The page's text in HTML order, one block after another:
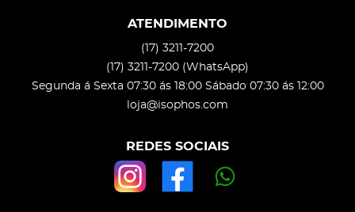
ATENDIMENTO
(17) 3211-7200
(17) 3211-7200 (WhatsApp)
Segunda á Sexta 07:30 ás 18:00 Sábado 07:30 ás 12:00
loja@isophos.com
REDES SOCIAIS